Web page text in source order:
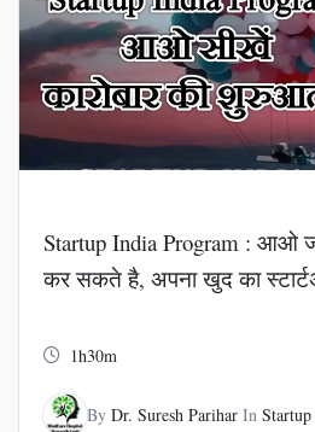
Startup India Program :
कर सकते है, अपना खुद का
1h30m
By Dr. Suresh Parihar In